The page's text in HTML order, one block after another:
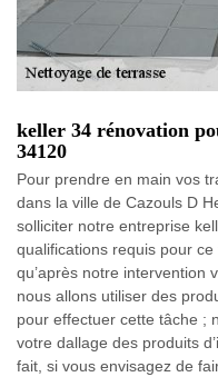
keller 34 rénovation
34120
Pour prendre en main vos
dans la ville de Cazouls D
solliciter notre entreprise
qualifications requis pour
qu’après notre intervention
nous allons utiliser des
pour effectuer cette tâche ;
votre dallage des produits
fait, si vous envisagez de